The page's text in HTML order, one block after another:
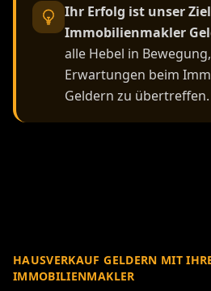
Ihr Erfolg ist unser
Immobilienmakler
alle Hebel in
Erwartungen beim
Geldern zu übertreffen.
HAUSVERKAUF GELDERN MIT
IMMOBILIENMAKLER